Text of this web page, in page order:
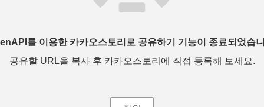
를 이용한 카카오스토리로 공유하기 기능이 종료되었습
공유할 URL을 복사 후 카카오스토리에 직접 등록해 보세요.